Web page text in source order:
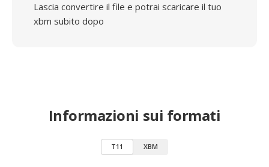
Lascia convertire il file e potrai scaricare il tuo
xbm subito dopo
Informazioni sui formati
T11 XBM